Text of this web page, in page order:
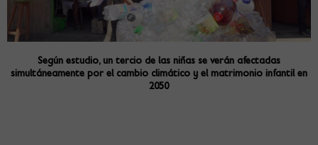
Según estudio, un tercio de las niñas se verán afectadas
simultáneamente por el cambio climático y el matrimonio infantil en
2050